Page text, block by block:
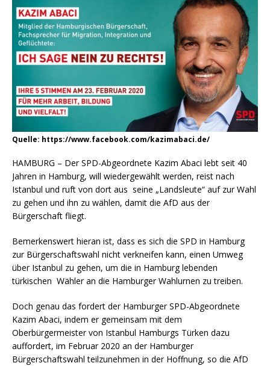
Quelle: https://www.facebook.com/kazimabaci.de/
HAMBURG – Der SPD-Abgeordnete Kazim Abaci lebt seit 40
Jahren in Hamburg, will wiedergewählt werden, reist nach
Istanbul und ruft von dort aus seine „Landsleute“ auf zur Wahl
zu gehen und ihn zu wählen, damit die AfD aus der
Bürgerschaft fliegt.
Bemerkenswert hieran ist, dass es sich die SPD in Hamburg
zur Bürgerschaftswahl nicht verkneifen kann, einen Umweg
über Istanbul zu gehen, um die in Hamburg lebenden
türkischen Wähler an die Hamburger Wahlurnen zu treiben.
Doch genau das fordert der Hamburger SPD-Abgeordnete
Kazim Abaci, indem er gemeinsam mit dem
Oberbürgermeister von Istanbul Hamburgs Türken dazu
auffordert, im Februar 2020 an der Hamburger
Bürgerschaftswahl teilzunehmen in der Hoffnung, so die AfD